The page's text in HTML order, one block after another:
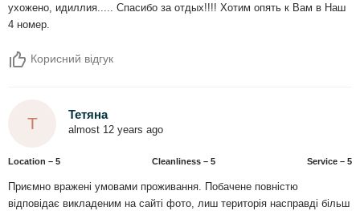
ухожено, идиллия..... Спасибо за отдых!!!! Хотим опять к Вам в Наш
4 номер.
Корисний відгук
Т Тетяна
almost 12 years ago
Location – 5 Сleanliness – 5 Service – 5
Приємно вражені умовами проживання. Побачене повністю
відповідає викладеним на сайті фото, лиш територія насправді більш